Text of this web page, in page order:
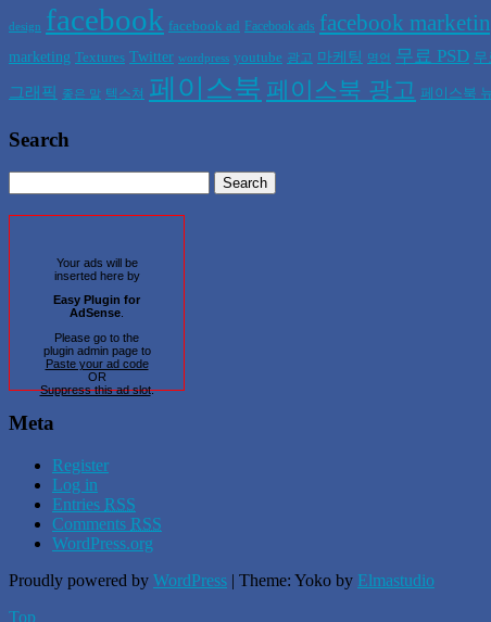
design facebook facebook ad Facebook ads facebook
marketing Textures Twitter wordpress youtube 광고 마케팅 명언 무료 PSD 무
그래픽 좋은 말 텍스쳐 페이스북 페이스북 광고 페이스북
Search
Your ads will be
inserted here by
Easy Plugin for
AdSense.
Please go to the
plugin admin page to
Paste your ad code
OR
Suppress this ad slot.
Meta
Register
Log in
Entries RSS
Comments RSS
WordPress.org
Proudly powered by WordPress | Theme: Yoko by Elmastudio
Top